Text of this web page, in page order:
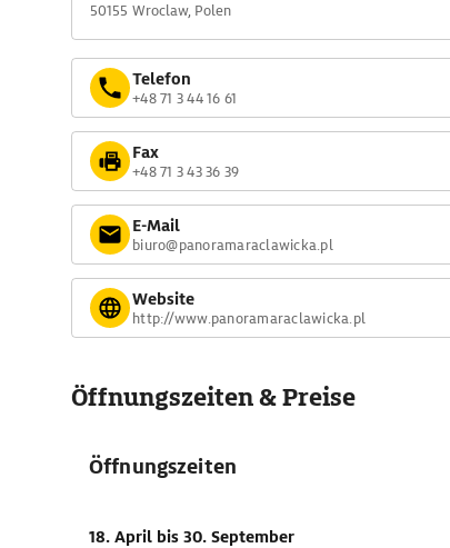
50155 Wroclaw, Polen
Telefon
+48 71 3 44 16 61
Fax
+48 71 3 43 36 39
E-Mail
biuro@panoramaraclawicka.pl
Website
http://www.panoramaraclawicka.pl
Öffnungszeiten & Preise
Öffnungszeiten
18. April bis 30. September